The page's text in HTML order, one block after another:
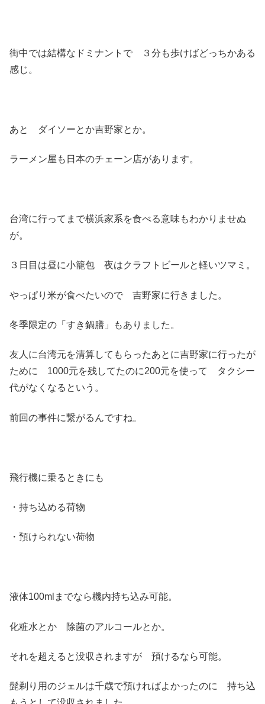
街中では結構なドミナントで ３分も歩けばどっちかある
感じ。
あと ダイソーとか吉野家とか。
ラーメン屋も日本のチェーン店があります。
台湾に行ってまで横浜家系を食べる意味もわかりませぬ
が。
３日目は昼に小籠包 夜はクラフトビールと軽いツマミ。
やっぱり米が食べたいので 吉野家に行きました。
冬季限定の「すき鍋膳」もありました。
友人に台湾元を清算してもらったあとに吉野家に行ったが
ために 1000元を残してたのに200元を使って タクシー
代がなくなるという。
前回の事件に繋がるんですね。
飛行機に乗るときにも
・持ち込める荷物
・預けられない荷物
液体100mlまでなら機内持ち込み可能。
化粧水とか 除菌のアルコールとか。
それを超えると没収されますが 預けるなら可能。
髭剃り用のジェルは千歳で預ければよかったのに 持ち込